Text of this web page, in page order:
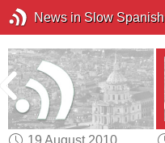
News in Slow Spanish
19 August 2010